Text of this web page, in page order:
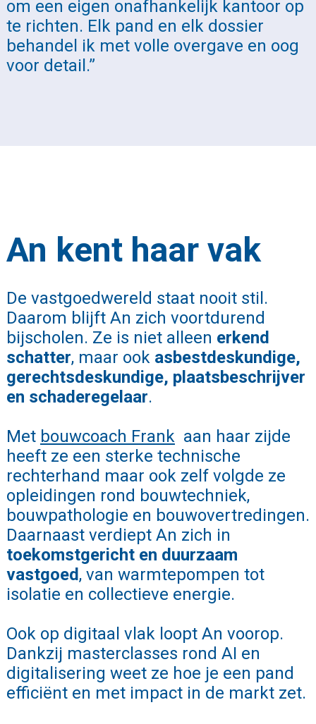
om een eigen onafhankelijk kantoor op
te richten. Elk pand en elk dossier
behandel ik met volle overgave en oog
voor detail.”
An kent haar vak
De vastgoedwereld staat nooit stil.
Daarom blijft An zich voortdurend
bijscholen. Ze is niet alleen erkend
schatter, maar ook asbestdeskundige,
gerechtsdeskundige, plaatsbeschrijver
en schaderegelaar.
Met bouwcoach Frankaan haar zijde
heeft ze een sterke technische
rechterhand maar ook zelf volgde ze
opleidingen rond bouwtechniek,
bouwpathologie en bouwovertredingen.
Daarnaast verdiept An zich in
toekomstgericht en duurzaam
vastgoed, van warmtepompen tot
isolatie en collectieve energie.
Ook op digitaal vlak loopt An voorop.
Dankzij masterclasses rond AI en
digitalisering weet ze hoe je een pand
efficiënt en met impact in de markt zet.